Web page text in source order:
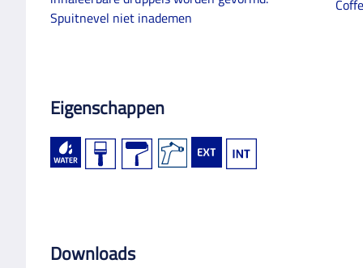
Spuitnevel niet inademen
Eigenschappen
Downloads